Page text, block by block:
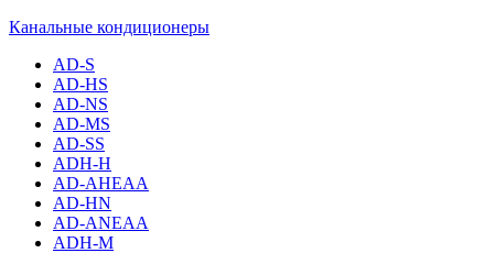
Канальные кондиционеры
AD-S
AD-HS
AD-NS
AD-MS
AD-SS
ADH-H
AD-AHEAA
AD-HN
AD-ANEAA
ADH-M